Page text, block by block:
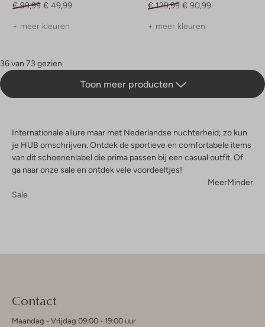
€ 99,99 € 49,99
+ meer kleuren
€ 129,99 € 90,99
+ meer kleuren
36 van 73 gezien
Toon meer producten
Internationale allure maar met Nederlandse nuchterheid; zo kun
je HUB omschrijven. Ontdek de sportieve en comfortabele items
van dit schoenenlabel die prima passen bij een casual outfit. Of
ga naar onze sale en ontdek vele voordeeltjes!
MeerMinder
Sale
Contact
Maandag - Vrijdag 09:00 - 19:00 uur